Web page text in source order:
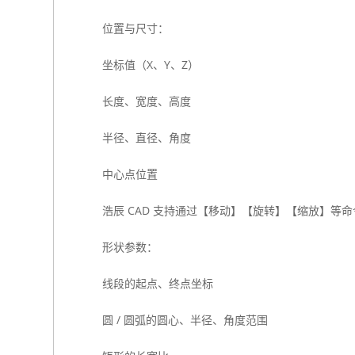
位置与尺寸：
坐标值（X、Y、Z）
长度、宽度、高度
半径、直径、角度
中心点位置
浩辰 CAD 支持通过【移动】【旋转】【缩放】等命
形状参数：
线段的起点、终点坐标
圆 / 圆弧的圆心、半径、角度范围